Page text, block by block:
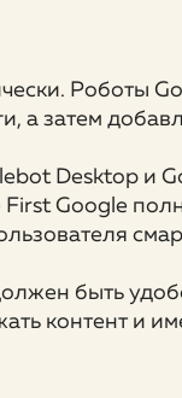
Роботы
а затем
Desktop и
Google
быть
контент и